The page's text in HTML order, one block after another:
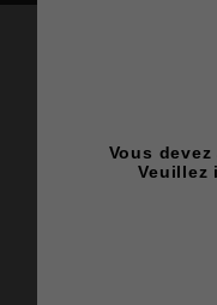
Vous
Veuillez